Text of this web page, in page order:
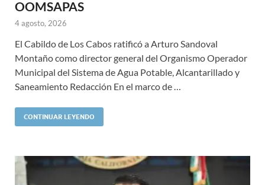
OOMSAPAS
4 agosto, 2026
El Cabildo de Los Cabos ratificó a Arturo Sandoval
Montaño como director general del Organismo Operador
Municipal del Sistema de Agua Potable, Alcantarillado y
Saneamiento Redacción En el marco de …
CONTINUAR LEYENDO